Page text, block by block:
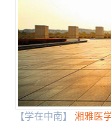
【学在中南】 湘雅医